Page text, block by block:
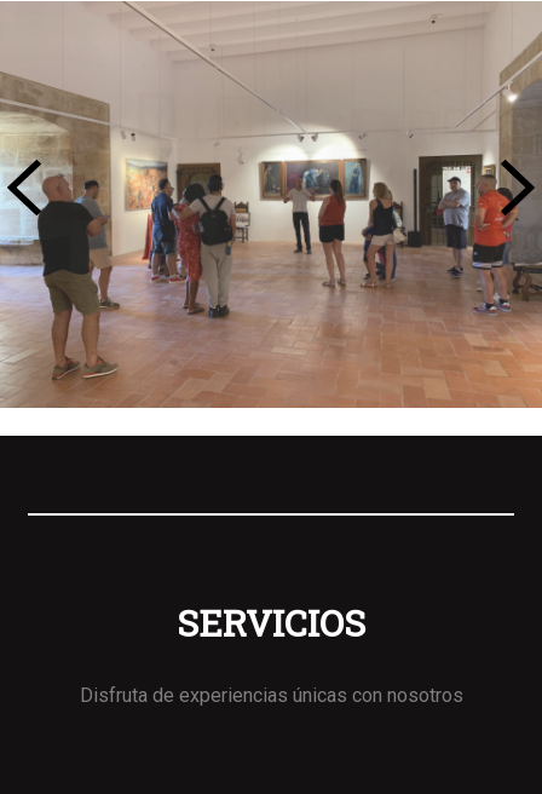
SERVICIOS
Disfruta de experiencias únicas con nosotros